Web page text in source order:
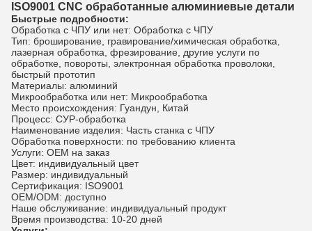
ISO9001 CNC обработанные алюминиевые детали
Быстрые подробности:
Обработка с ЧПУ или нет: Обработка с ЧПУ
Тип: броширование, гравирование/химическая обработка,
лазерная обработка, фрезирование, другие услуги по
обработке, повороты, электронная обработка проволоки,
быстрый прототип
Материалы: алюминий
Микрообработка или нет: Микрообработка
Место происхождения: Гуандун, Китай
Процесс: СУР-обработка
Наименование изделия: Часть станка с ЧПУ
Обработка поверхности: по требованию клиента
Услуги: OEM на заказ
Цвет: индивидуальный цвет
Размер: индивидуальный
Сертификация: ISO9001
OEM/ODM: доступно
Наше обслуживание: индивидуальный продукт
Время производства: 10-20 дней